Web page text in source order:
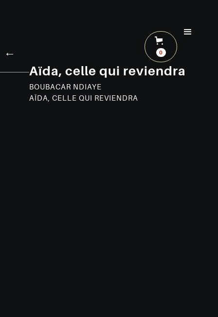
0
←
Aïda, celle qui reviendra
BOUBACAR NDIAYE
AÏDA, CELLE QUI REVIENDRA